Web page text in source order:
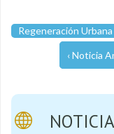
Regeneración Urbana
‹ Noticia